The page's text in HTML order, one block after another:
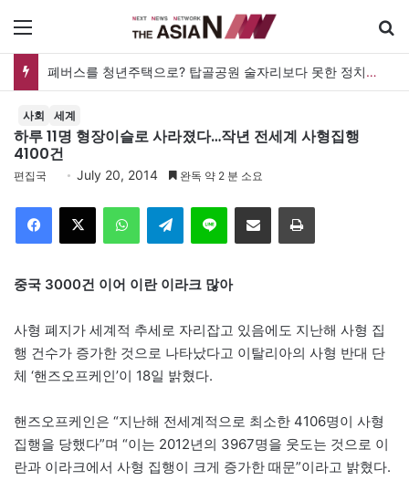
폐버스를 청년주택으로? 탑골공원 술자리보다 못한 정치의 상상력
사회 세계
하루 11명 형장이슬로 사라졌다…작년 전세계 사형집행
4100건
편집국 July 20, 2014 완독 약 2 분 소요
Telegram 이메일
중국 3000건 이어 이란 이라크 많아
사형 폐지가 세계적 추세로 자리잡고 있음에도 지난해 사형 집
행 건수가 증가한 것으로 나타났다고 이탈리아의 사형 반대 단
체 ‘핸즈오프케인’이 18일 밝혔다.
핸즈오프케인은 “지난해 전세계적으로 최소한 4106명이 사형
집행을 당했다”며 “이는 2012년의 3967명을 웃도는 것으로 이
란과 이라크에서 사형 집행이 크게 증가한 때문”이라고 밝혔다.